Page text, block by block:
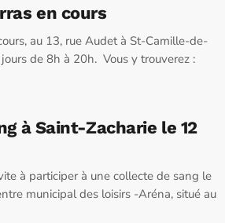
en cours
au 13, rue Audet à St-Camille-de-
de 8h à 20h. Vous y trouverez :
à Saint-Zacharie le 12
à participer à une collecte de sang le
municipal des loisirs -Aréna, situé au